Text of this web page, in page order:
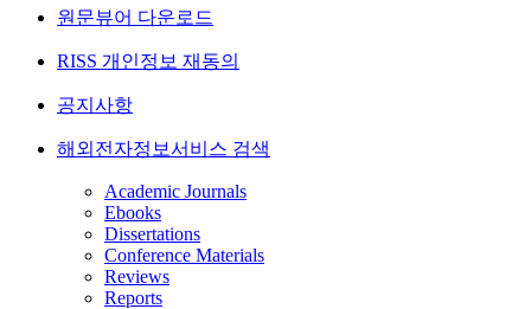
원문뷰어 다운로드
RISS 개인정보 재동의
공지사항
해외전자정보서비스 검색
Academic Journals
Ebooks
Dissertations
Conference Materials
Reviews
Reports